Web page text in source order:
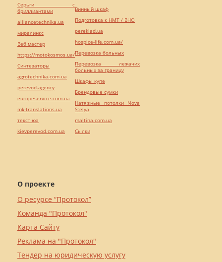
О проекте
О ресурсе “Протокол”
Команда "Протокол"
Карта Сайту
Реклама на "Протокол"
Тендер на юридическую услугу
Серьги с
бриллиантами
alliancetechnika.ua
миралинкс
Веб мастер
https://motokosmos.ua/
Синтезаторы
agrotechnika.com.ua
perevod.agency
europeservice.com.ua
mk-translations.ua
текст юа
kievperevod.com.ua
Винный шкаф
Подготовка к НМТ / ВНО
pereklad.ua
hospice-life.com.ua/
Перевозка больных
Перевозка лежачих
больных за границу
Шкафы купе
Брендовые сумки
Натяжные потолки Nova
Stelya
maltina.com.ua
Cылки